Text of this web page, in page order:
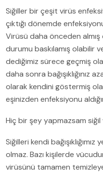
Siğiller bir çeşit virüs
çıktığı dönemde
Virüsü daha önceden almış
durumu baskılamış olabilir
dediğimiz sürece geçmiş
daha sonra bağışıklığınız
olarak kendini göstermiş
eşinizden enfeksiyonu
Hiç bir şey yapmazsam
Siğilleri kendi
olmaz. Bazı kişilerde
virüsünü tamamen